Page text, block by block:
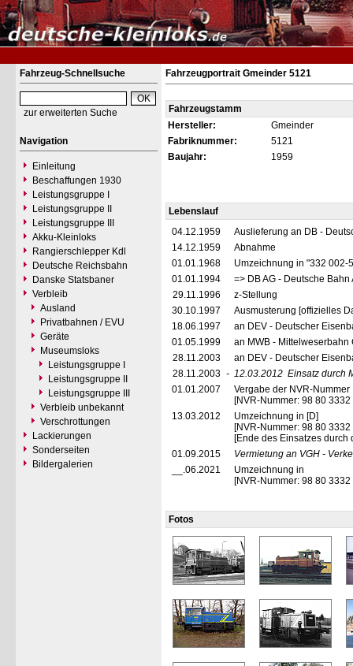
Fahrzeug-Schnellsuche
zur erweiterten Suche
Navigation
Einleitung
Beschaffungen 1930
Leistungsgruppe I
Leistungsgruppe II
Leistungsgruppe III
Akku-Kleinloks
Rangierschlepper Kdl
Deutsche Reichsbahn
Danske Statsbaner
Verbleib
Ausland
Privatbahnen / EVU
Geräte
Museumsloks
Leistungsgruppe I
Leistungsgruppe II
Leistungsgruppe III
Verbleib unbekannt
Verschrottungen
Lackierungen
Sonderseiten
Bildergalerien
Fahrzeugportrait Gmeinder 5121
Fahrzeugstamm
Hersteller:
Gmeinder
Fabriknummer:
5121
Baujahr:
1959
Lebenslauf
04.12.1959
Auslieferung an DB -
14.12.1959
Abnahme
01.01.1968
Umzeichnung in "332 002-
01.01.1994
=> DB AG - Deutsche
29.11.1996
z-Stellung
30.10.1997
Ausmusterung [offizielles
18.06.1997
an DEV - Deutscher
01.05.1999
an MWB -
28.11.2003
an DEV - Deutscher
28.11.2003 - 12.03.2012 Einsatz durch
01.01.2007
Vergabe der NVR-Nummer
[NVR-Nummer: 98 80
13.03.2012
Umzeichnung in [D]
[NVR-Nummer: 98 80
[Ende des Einsatzes durch
01.09.2015
Vermietung an VGH -
__.06.2021
Umzeichnung in
[NVR-Nummer: 98 80
Fotos